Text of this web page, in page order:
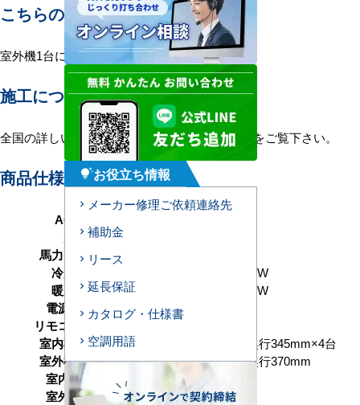
こちらの機種について
室外機1台に室内機4台を接続する1対4構成。
施工について
全国の詳しい施工エリアに関しましてはこちら をご覧下さい。
商品仕様＜参考例＞
AC型番
形状
馬力（能力）
冷房能力
25.0（6.0～28.0） kW
暖房能力
25.0（6.0～31.5） kW
電源タイプ
三相200V
リモコンタイプ
本体内蔵
室内機サイズ
高さ1900×幅600×奥行345mm×4台
室外機サイズ
高さ1380×幅950×奥行370mm
室内機重量
38(kg)×4台
室外機重量
134kg
tips_and_updatesお役立ち情報
メーカー修理ご依頼連絡先
補助金
リース
延長保証
カタログ・仕様書
空調用語